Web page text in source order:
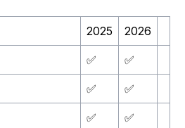
2025 2026
✅ ✅
✅ ✅
✅ ✅